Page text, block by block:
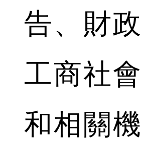
告、財
工商社
和相關